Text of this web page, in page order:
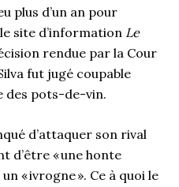
plus d’un an pour
site d’information Le
rendue par la Cour
fut jugé coupable
des pots-de-vin.
d’attaquer son rival
d’être « une honte
« ivrogne ». Ce à quoi le